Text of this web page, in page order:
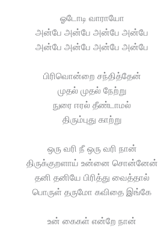
ஓடோடி வாராயோ
அன்பே அன்பே அன்பே அன்பே
அன்பே அன்பே அன்பே அன்பே
பிரிவொன்றை சந்தித்தேன்
முதல் முதல் நேற்று
நுரை ஈரல் தீண்டாமல்
திரும்புது காற்று
ஒரு வரி நீ ஒரு வரி நான்
திருக்குறளாய் உன்னை சொன்னேன்
தனி தனியே பிரித்து வைத்தால்
பொருள் தருமோ கவிதை இங்கே
உன் கைகள் என்றே நான்